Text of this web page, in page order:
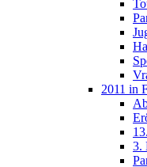
2011 in
3.